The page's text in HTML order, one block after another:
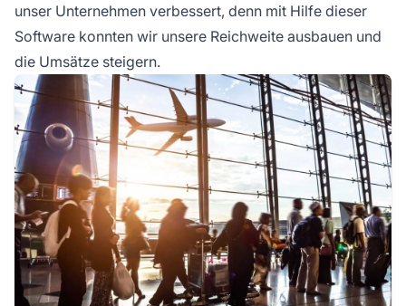
unser Unternehmen verbessert, denn mit Hilfe dieser
Software konnten wir unsere Reichweite ausbauen und
die Umsätze steigern.